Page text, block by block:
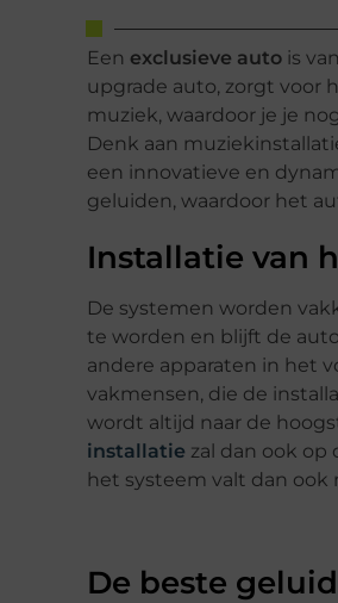
Een exclusieve auto is
upgrade auto, zorgt voor
muziek, waardoor je je
Denk aan
een innovatieve en
geluiden, waardoor het
Installatie van
De systemen worden
te worden en blijft de
andere apparaten in het
vakmensen, die de
wordt altijd naar de
installatie zal dan ook
het systeem valt dan
De beste